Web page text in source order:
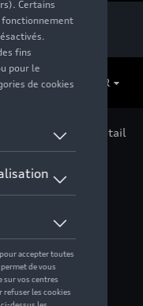
FR
Accessoires > Détail
- 5